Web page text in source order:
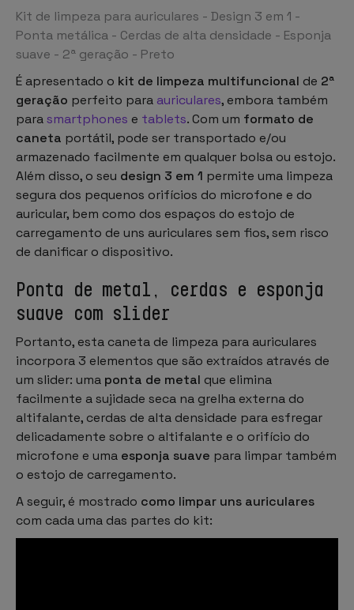
Kit de limpeza para auriculares - Design 3 em 1 -
Ponta metálica - Cerdas de alta densidade - Esponja
suave - 2ª geração - Preto
É apresentado o kit de limpeza multifuncional de 2ª
geração perfeito para auriculares, embora também
parasmartphones e tablets. Com um formato de
caneta portátil, pode ser transportado e/ou
armazenado facilmente em qualquer bolsa ou estojo.
Além disso, o seu design 3 em 1 permite uma limpeza
segura dos pequenos orifícios do microfone e do
auricular, bem como dos espaços do estojo de
carregamento de uns auriculares sem fios, sem risco
de danificar o dispositivo.
Ponta de metal, cerdas e esponja
suave com slider
Portanto, esta caneta de limpeza para auriculares
incorpora 3 elementos que são extraídos através de
um slider: uma ponta de metal que elimina
facilmente a sujidade seca na grelha externa do
altifalante, cerdas de alta densidade para esfregar
delicadamente sobre o altifalante e o orifício do
microfone e uma esponja suave para limpar também
o estojo de carregamento.
A seguir, é mostrado como limpar uns auriculares
com cada uma das partes do kit: